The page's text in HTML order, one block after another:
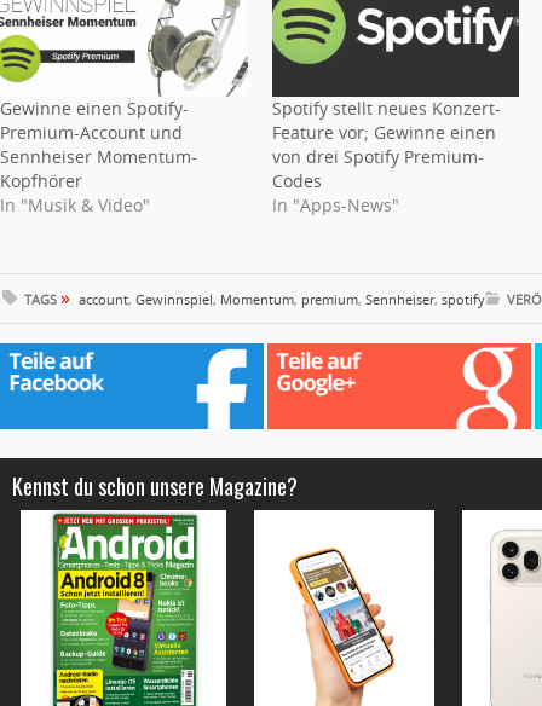
Gewinne einen Spotify-
Premium-Account und
Sennheiser Momentum-
Kopfhörer
In "Musik & Video"
Spotify stellt neues Konzert-
Feature vor; Gewinne einen
von drei Spotify Premium-
Codes
In "Apps-News"
TAGS » account, Gewinnspiel, Momentum, premium, Sennheiser, spotify
Kennst du schon unsere Magazine?